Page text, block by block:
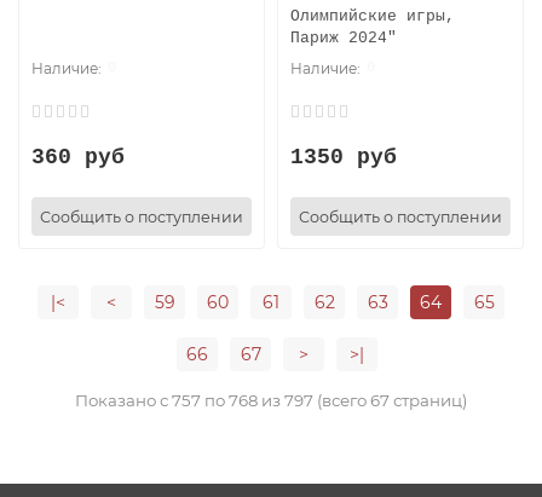
360 руб
Сообщить о поступлении
Олимпийские игры,
Париж 2024"
1350 руб
Сообщить о поступлении
|< < 59 60 61 62 63 64 65
66 67 > >|
Показано с 757 по 768 из 797 (всего 67 страниц)